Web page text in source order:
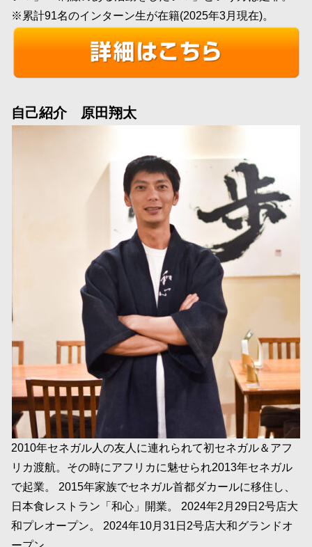
※累計91名のインターン生が在籍(2025年3月現在)。
自己紹介 原田翔太
2010年セネガル人の友人に連れられて初セネガル＆アフ
リカ渡航。その時にアフリカに魅せられ2013年セネガル
で起業。 2015年家族でセネガル首都ダカールに移住し、
日本食レストラン「和心」開業。 2024年2月29日2号店大
和プレオープン。 2024年10月31日2号店大和グランドオ